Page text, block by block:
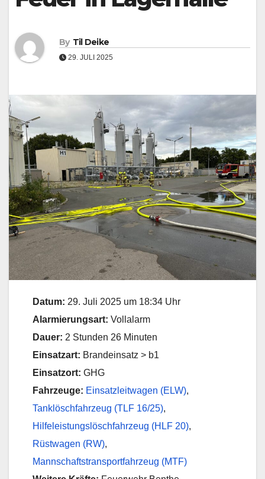
By Til Deike
29. JULI 2025
Datum: 29. Juli 2025 um 18:34 Uhr
Alarmierungsart: Vollalarm
Dauer: 2 Stunden 26 Minuten
Einsatzart: Brandeinsatz > b1
Einsatzort: GHG
Fahrzeuge: Einsatzleitwagen (ELW),
Tanklöschfahrzeug (TLF 16/25),
Hilfeleistungslöschfahrzeug (HLF 20),
Rüstwagen (RW),
Mannschaftstransportfahrzeug (MTF)